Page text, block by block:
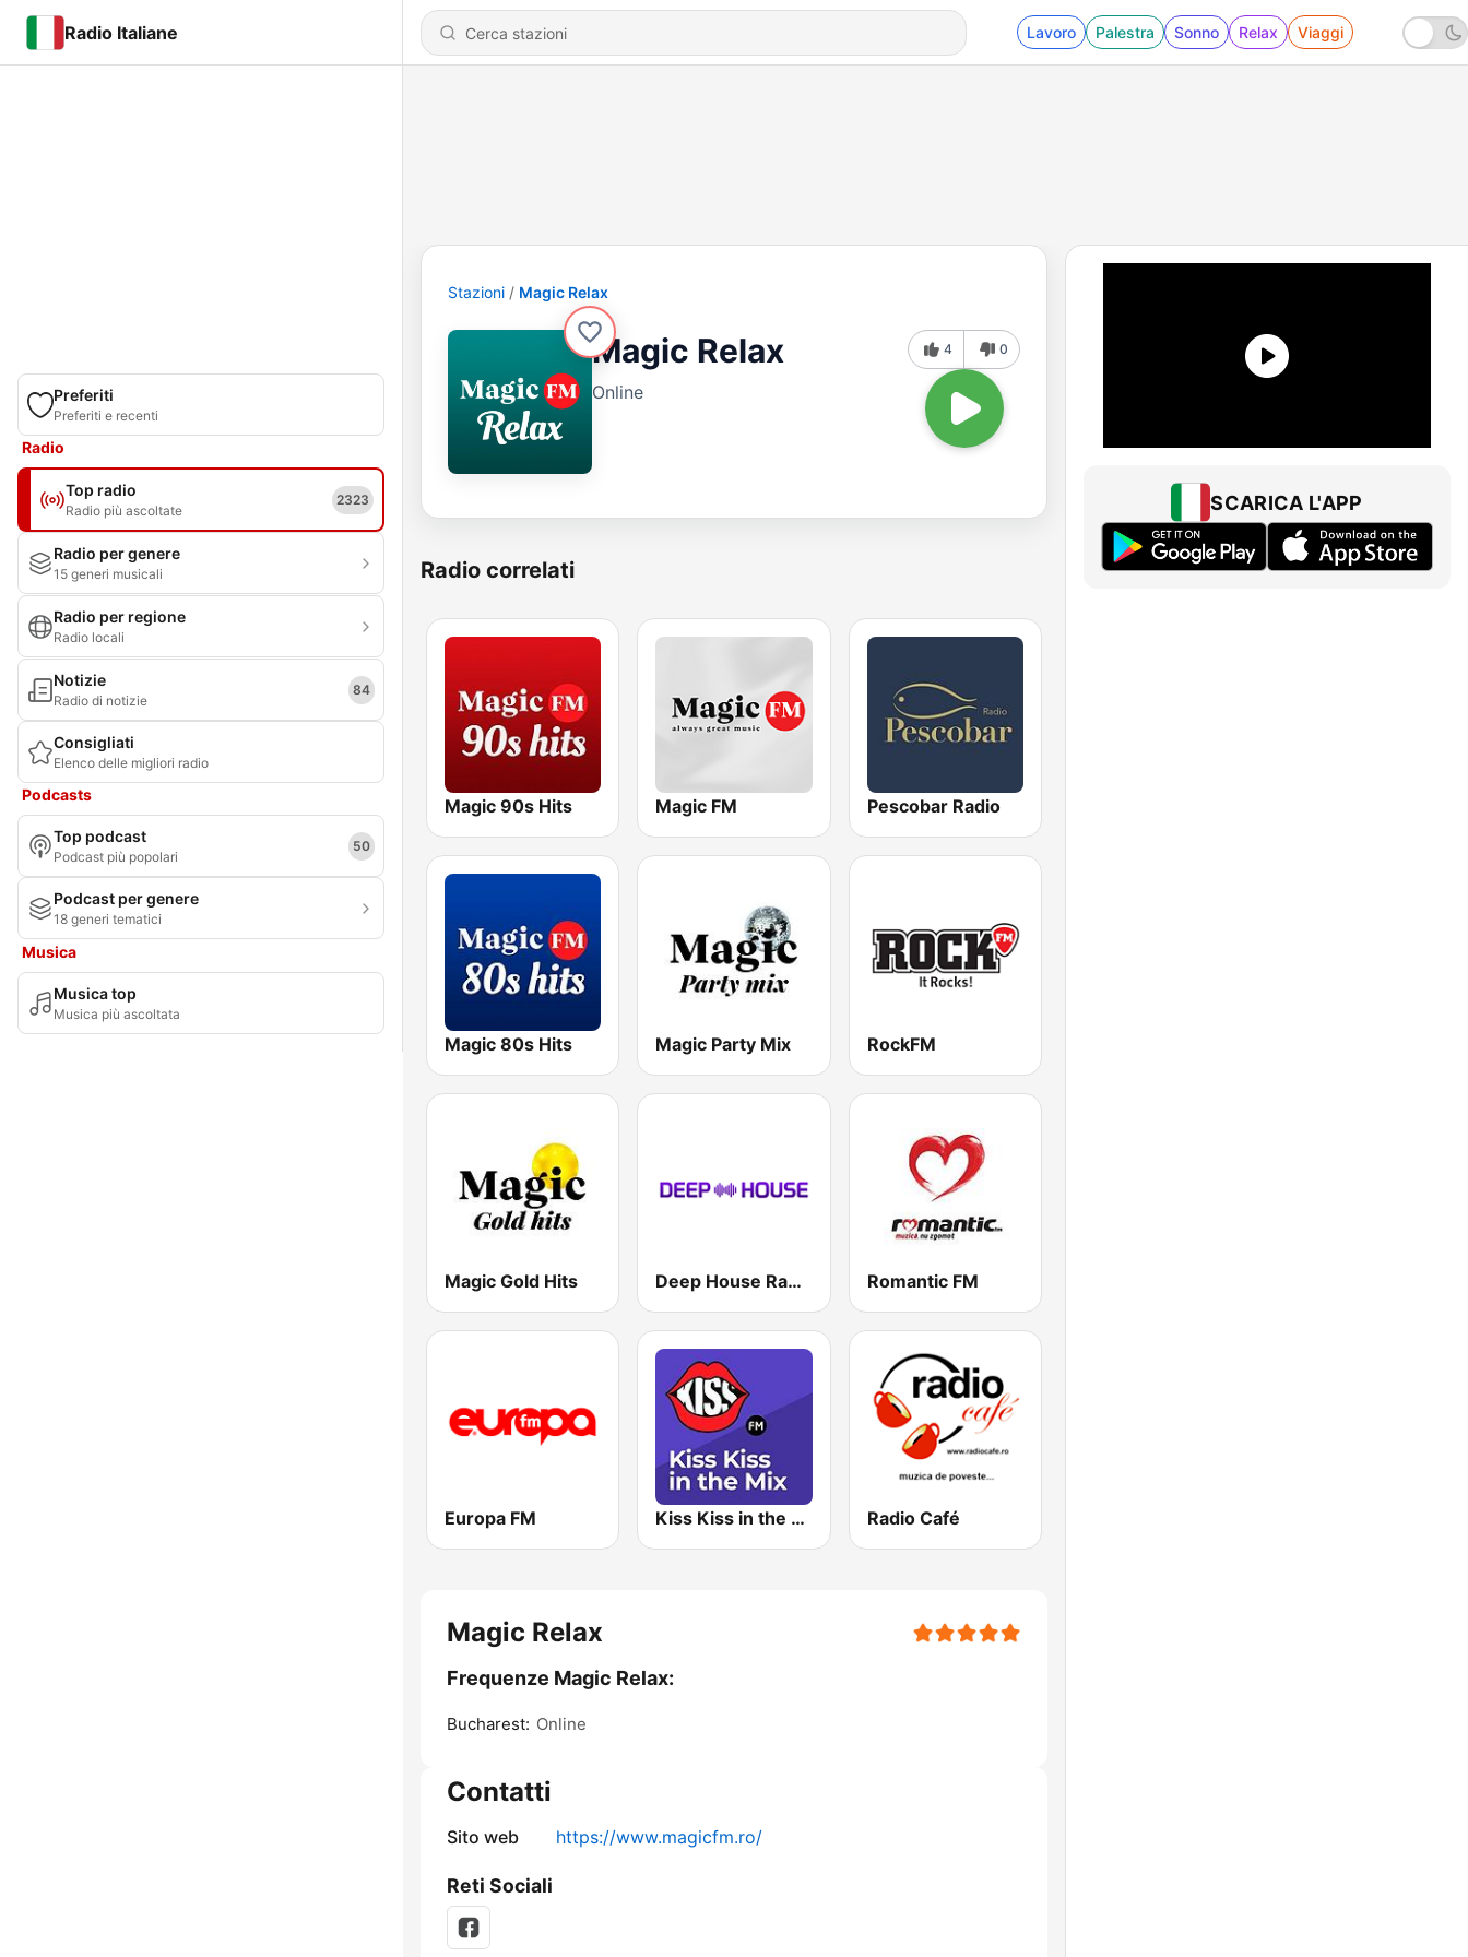
Radio Italiane Lavoro Palestra Sonno Relax Viaggi
Preferiti
Preferiti e recenti
Radio
Top radio
Radio più ascoltate
2323
Radio per genere
15 generi musicali
Radio per regione
Radio locali
Notizie
Radio di notizie
84
Consigliati
Elenco delle migliori radio
Podcasts
Top podcast
Podcast più popolari
50
Podcast per genere
18 generi tematici
Musica
Musica top
Musica più ascoltata
Stazioni Magic Relax
Magic Relax
Online
4 0
Radio correlati
Magic 90s Hits Magic FM Pescobar Radio
Magic 80s Hits Magic Party Mix RockFM
Magic Gold Hits Deep House Radio Romantic FM
Europa FM Kiss Kiss in the Mix Radio Radio Café
Magic Relax
Frequenze Magic Relax:
Bucharest: Online
Contatti
Sito web https://www.magicfm.ro/
Reti Sociali
SCARICA L'APP